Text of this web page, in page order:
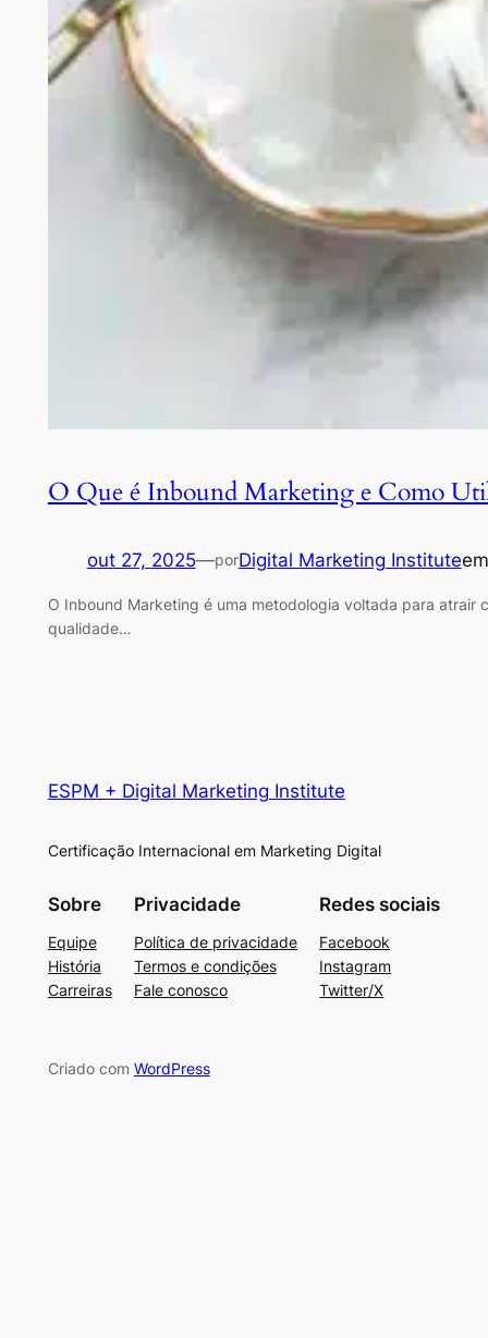
O Que é Inbound Marketing e Como
out 27, 2025—porDigital Marketing Institute
O Inbound Marketing é uma metodologia voltada para atrair
qualidade…
ESPM + Digital Marketing Institute
Certificação Internacional em Marketing Digital
Sobre
Equipe
História
Carreiras
Privacidade
Política de privacidade
Termos e condições
Fale conosco
Redes sociais
Facebook
Instagram
Twitter/X
Criado com WordPress